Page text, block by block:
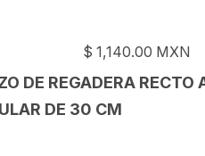
$ 1,140.00 MXN
DE REGADERA RECTO
DE 30 CM